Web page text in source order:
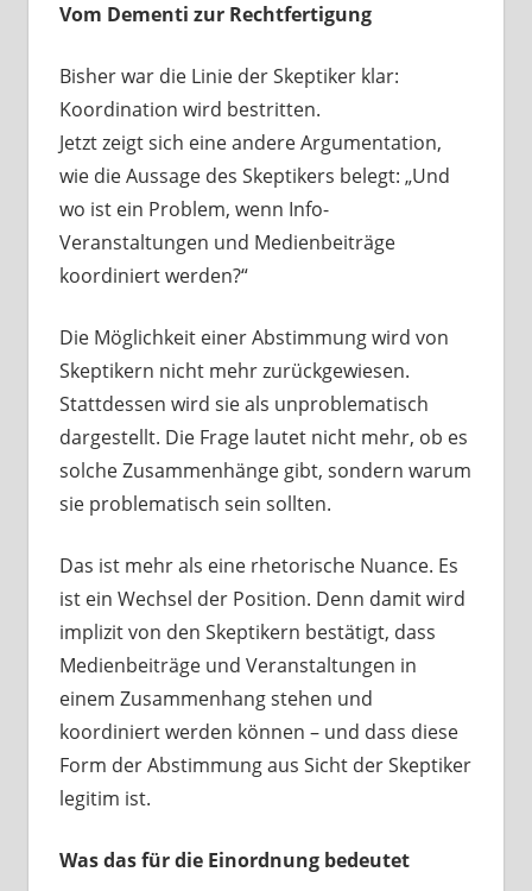
Vom Dementi zur Rechtfertigung
Bisher war die Linie der Skeptiker klar:
Koordination wird bestritten.
Jetzt zeigt sich eine andere Argumentation,
wie die Aussage des Skeptikers belegt: „Und
wo ist ein Problem, wenn Info-
Veranstaltungen und Medienbeiträge
koordiniert werden?“
Die Möglichkeit einer Abstimmung wird von
Skeptikern nicht mehr zurückgewiesen.
Stattdessen wird sie als unproblematisch
dargestellt. Die Frage lautet nicht mehr, ob es
solche Zusammenhänge gibt, sondern warum
sie problematisch sein sollten.
Das ist mehr als eine rhetorische Nuance. Es
ist ein Wechsel der Position. Denn damit wird
implizit von den Skeptikern bestätigt, dass
Medienbeiträge und Veranstaltungen in
einem Zusammenhang stehen und
koordiniert werden können – und dass diese
Form der Abstimmung aus Sicht der Skeptiker
legitim ist.
Was das für die Einordnung bedeutet